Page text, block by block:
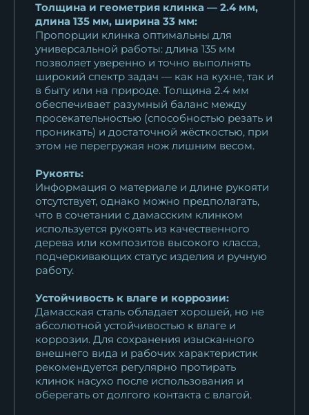
Толщина и геометрия клинка — 2.4 мм,
длина 135 мм, ширина 33 мм:
Пропорции клинка оптимальны для
универсальной работы: длина 135 мм
позволяет уверенно и точно выполнять
широкий спектр задач — как на кухне, так и
в быту или на природе. Толщина 2.4 мм
обеспечивает разумный баланс между
просекательностью (способностью резать и
проникать) и достаточной жёсткостью, при
этом не перегружая нож лишним весом.
Рукоять:
Информация о материале и длине рукояти
отсутствует, однако можно предполагать,
что в сочетании с дамасским клинком
используется рукоять из качественного
дерева или композитов высокого класса,
подчеркивающих статус изделия и ручную
работу.
Устойчивость к влаге и коррозии:
Дамасская сталь обладает хорошей, но не
абсолютной устойчивостью к влаге и
коррозии. Для сохранения изысканного
внешнего вида и рабочих характеристик
рекомендуется регулярно протирать
клинок насухо после использования и
оберегать от долгого контакта с влагой.